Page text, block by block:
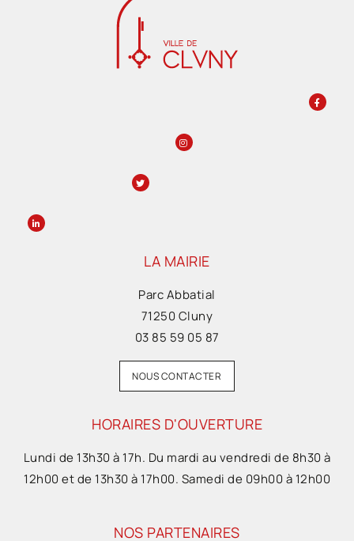
LA MAIRIE
Parc Abbatial
71250 Cluny
03 85 59 05 87
NOUS CONTACTER
HORAIRES D'OUVERTURE
Lundi de 13h30 à 17h. Du mardi au vendredi de 8h30 à
12h00 et de 13h30 à 17h00. Samedi de 09h00 à 12h00
NOS PARTENAIRES